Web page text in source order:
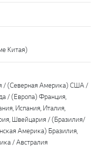
Китая)
/ (Северная Америка) США /
/ (Европа) Франция,
Испания, Италия,
Швейцария / (Бразилия/
Америка) Бразилия,
/ Австралия